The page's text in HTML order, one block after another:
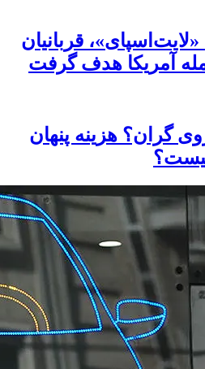
قربانیان
گران؟ هزینه پنهان